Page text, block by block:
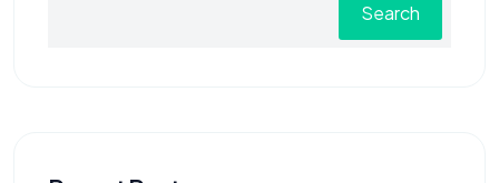
Search